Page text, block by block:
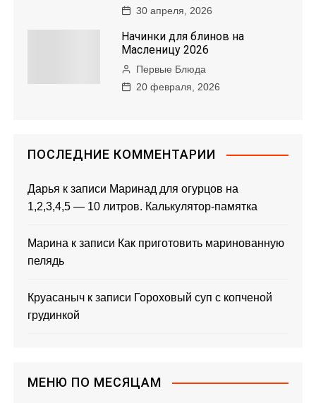
30 апреля, 2026
Начинки для блинов на
Масленицу 2026
Первые Блюда
20 февраля, 2026
ПОСЛЕДНИЕ КОММЕНТАРИИ
Дарья к записи Маринад для огурцов на
1,2,3,4,5 — 10 литров. Калькулятор-памятка
Марина к записи Как приготовить маринованную
пелядь
Круасаныч к записи Гороховый суп с копченой
грудинкой
МЕНЮ ПО МЕСЯЦАМ